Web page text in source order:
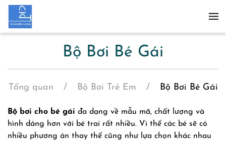
Skip to main content
Bộ Bơi Bé Gái
Tổng quan Bộ Bơi Trẻ Em Bộ Bơi Bé Gái
Bộ bơi cho bé gái đa dạng về mẫu mã, chất lượng và
hình dáng hơn với bé trai rất nhiều. Vì thế các bé sẽ có
nhiều phương án thay thế cũng như lựa chọn khác nhau